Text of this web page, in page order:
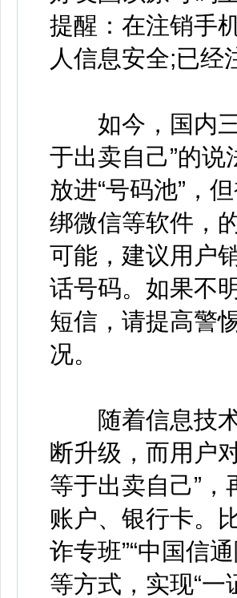
提醒：在注销手
人信息安全;已经
如今，国内三
于出卖自己”的
放进“号码池”，
绑微信等软件，
可能，建议用户
话号码。如果不
短信，请提高警
况。
随着信息技术
断升级，而用户
等于出卖自己”
账户、银行卡。
诈专班”“中国信
等方式，实现“一